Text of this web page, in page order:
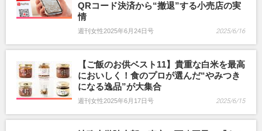
QRコード決済から“撤退”する小売店の実
情
週刊女性2025年6月24日号 2025/6/16
【ご飯のお供ベスト11】貴重な白米を最高
においしく！食のプロが選んだ“やみつき
になる逸品”が大集合
週刊女性2025年6月17日号 2025/6/15